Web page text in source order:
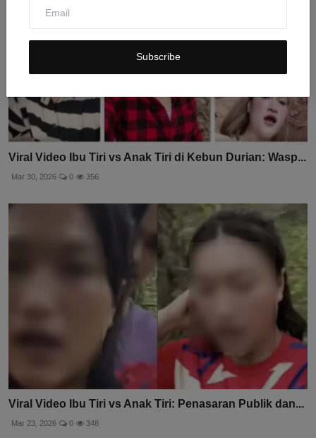
Subscribe
Viral Video Ibu Tiri vs Anak Tiri di Kebun Durian: Wasp...
Mar 30, 2026 0 356
Viral Video Ibu Tiri vs Anak Tiri: Penasaran Publik dan...
Mar 23, 2026 0 348